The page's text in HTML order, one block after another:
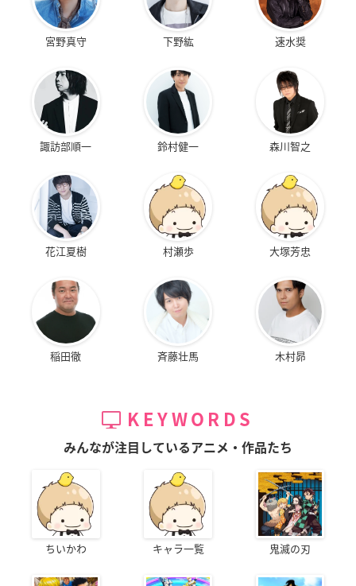
宮野真守 下野紘 速水奨
諏訪部順一 鈴村健一 森川智之
花江夏樹 村瀬歩 大塚芳忠
稲田徹 斉藤壮馬 木村昴
KEYWORDS
みんなが注目しているアニメ・作品たち
ちいかわ キャラ一覧 鬼滅の刃